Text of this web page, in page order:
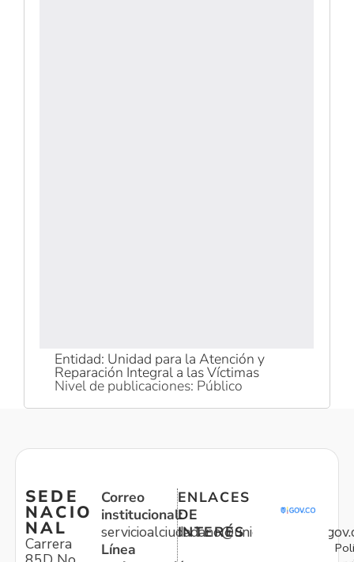
Entidad: Unidad para la Atención y
Reparación Integral a las Víctimas
Nivel de publicaciones: Público
SEDE
NACIO
NAL
Carrera
Correo
institucional:
Línea
ENLACES
DE
INTERÉS